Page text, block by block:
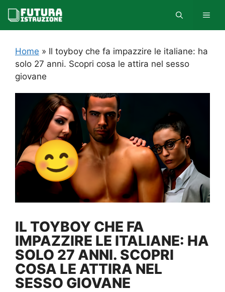
contenuto
Home » Il toyboy che fa impazzire le italiane: ha
solo 27 anni. Scopri cosa le attira nel sesso
giovane
IL TOYBOY CHE FA
IMPAZZIRE LE ITALIANE: HA
SOLO 27 ANNI. SCOPRI
COSA LE ATTIRA NEL
SESSO GIOVANE